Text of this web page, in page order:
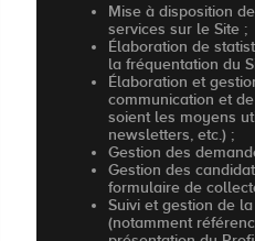
Mise à disposition
services sur le Site ;
Élaboration de
la fréquentation du
Élaboration et
communication et
soient les moyens
newsletters, etc.) ;
Gestion des
Gestion des
formulaire de
Suivi et gestion de
(notamment